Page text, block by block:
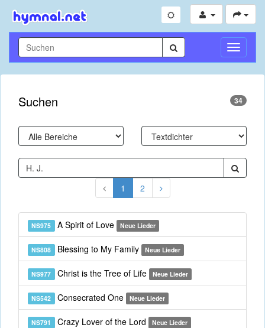
Suchen 34
1 2
NS975 A Spirit of Love Neue Lieder
NS808 Blessing to My Family Neue Lieder
NS977 Christ is the Tree of Life Neue Lieder
NS542 Consecrated One Neue Lieder
NS791 Crazy Lover of the Lord Neue Lieder